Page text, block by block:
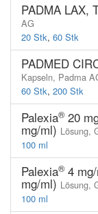
PADMA LAX,
AG
20 Stk, 60 Stk
PADMED
Kapseln, Padma
60 Stk, 200 Stk
Palexia® 20
mg/ml) Lösung,
100 ml
Palexia® 4
mg/ml) Lösung,
100 ml